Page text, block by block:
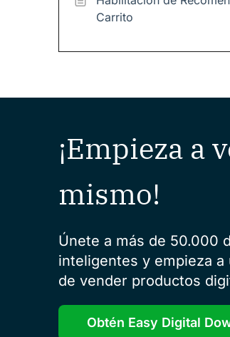
Carrito
¡Empieza a
mismo!
Únete a más de 50.000
inteligentes y empieza
de vender productos
Obtén Easy Digital